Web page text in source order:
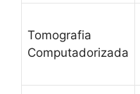
Tomografia
Computadorizada